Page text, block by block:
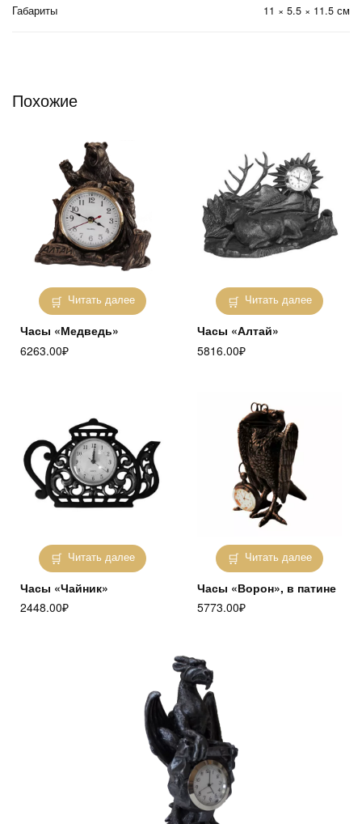
Габариты 11 × 5.5 × 11.5 см
Похожие
Читать далее
Часы «Медведь»
6263.00₽
Читать далее
Часы «Алтай»
5816.00₽
Читать далее
Часы «Чайник»
2448.00₽
Читать далее
Часы «Ворон», в патине
5773.00₽